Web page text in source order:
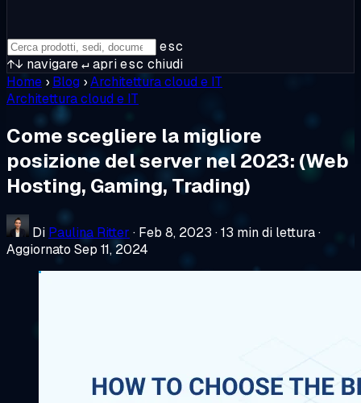
esc
↑↓ navigare↵apriesc chiudi
Home › Blog ›Architettura cloud e IT
Architettura cloud e IT
Come scegliere la migliore
posizione del server nel 2023: (Web
Hosting, Gaming, Trading)
Di Paulina Ritter · Feb 8, 2023 ·13 min di lettura·
Aggiornato Sep 11, 2024